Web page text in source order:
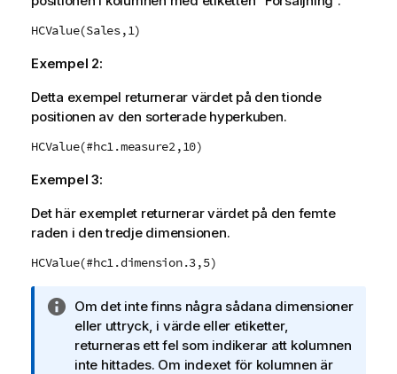
HCValue(Sales,1)
Exempel 2:
Detta exempel returnerar värdet på den tionde
positionen av den sorterade hyperkuben.
HCValue(#hc1.measure2,10)
Exempel 3:
Det här exemplet returnerar värdet på den femte
raden i den tredje dimensionen.
HCValue(#hc1.dimension.3,5)
A
n
t
e
Om det inte finns några sådana dimensioner
eller uttryck, i värde eller etiketter,
returneras ett fel som indikerar att kolumnen
inte hittades. Om indexet för kolumnen är